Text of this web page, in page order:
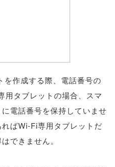
を作成する際、電話番号の
用タブレットの場合、スマ
電話番号を保持していませ
ばWi-Fi専用タブレットだ
できません。